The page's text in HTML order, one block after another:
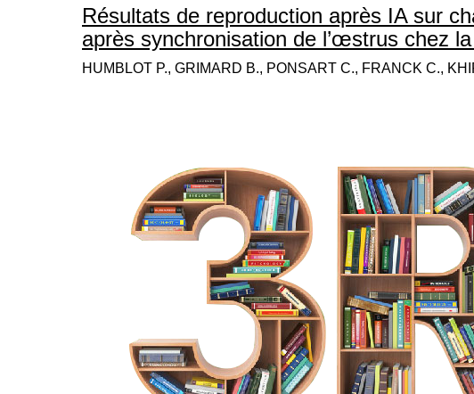
Résultats de reproduction après IA sur
après synchronisation de l’œstrus chez
HUMBLOT P., GRIMARD B., PONSART C., FRANCK C.,